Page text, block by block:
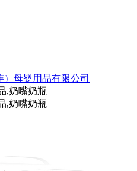
）母婴用品有限公司
,奶嘴奶瓶
,奶嘴奶瓶